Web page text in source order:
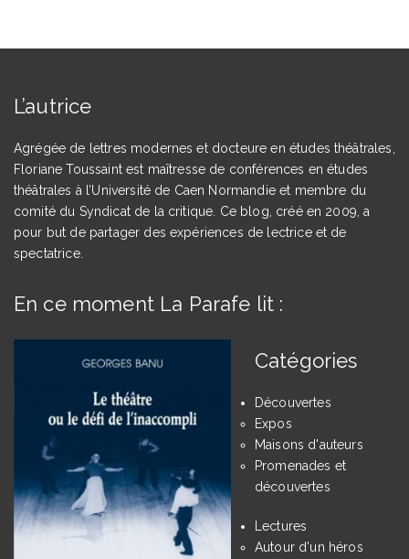
L’autrice
Agrégée de lettres modernes et docteure en études théâtrales,
Floriane Toussaint est maîtresse de conférences en études
théâtrales à l’Université de Caen Normandie et membre du
comité du Syndicat de la critique. Ce blog, créé en 2009, a
pour but de partager des expériences de lectrice et de
spectatrice.
En ce moment La Parafe lit :
Catégories
Découvertes
Expos
Maisons d'auteurs
Promenades et
découvertes
Lectures
Autour d'un héros